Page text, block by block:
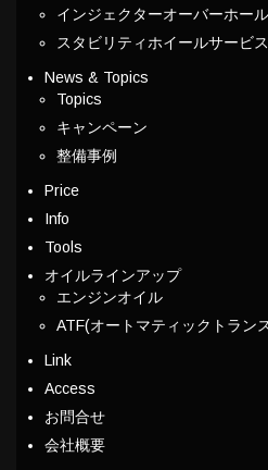
インジェクターオーバーホール
スタビリティホイールサービス
News & Topics
Topics
キャンペーン
整備事例
Price
Info
Tools
オイルラインアップ
エンジンオイル
ATF(オートマティックトラン
Link
Access
お問合せ
会社概要